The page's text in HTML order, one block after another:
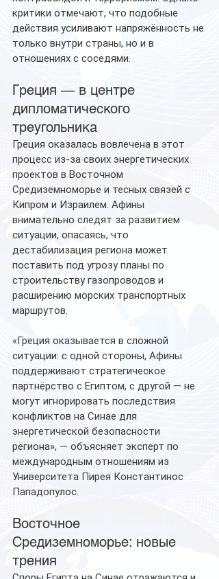
критики отмечают, что подобные
действия усиливают напряжённость не
только внутри страны, но и в
отношениях с соседями.
Греция — в центре
дипломатического
треугольника
Греция оказалась вовлечена в этот
процесс из-за своих энергетических
проектов в Восточном
Средиземноморье и тесных связей с
Кипром и Израилем. Афины
внимательно следят за развитием
ситуации, опасаясь, что
дестабилизация региона может
поставить под угрозу планы по
строительству газопроводов и
расширению морских транспортных
маршрутов.
«Греция оказывается в сложной
ситуации: с одной стороны, Афины
поддерживают стратегическое
партнёрство с Египтом, с другой — не
могут игнорировать последствия
конфликтов на Синае для
энергетической безопасности
региона», — объясняет эксперт по
международным отношениям из
Университета Пирея Константинос
Пападопулос.
Восточное
Средиземноморье: новые
трения